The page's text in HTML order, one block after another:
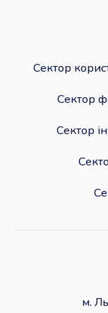
Сектор
Сектор
Сектор
м.